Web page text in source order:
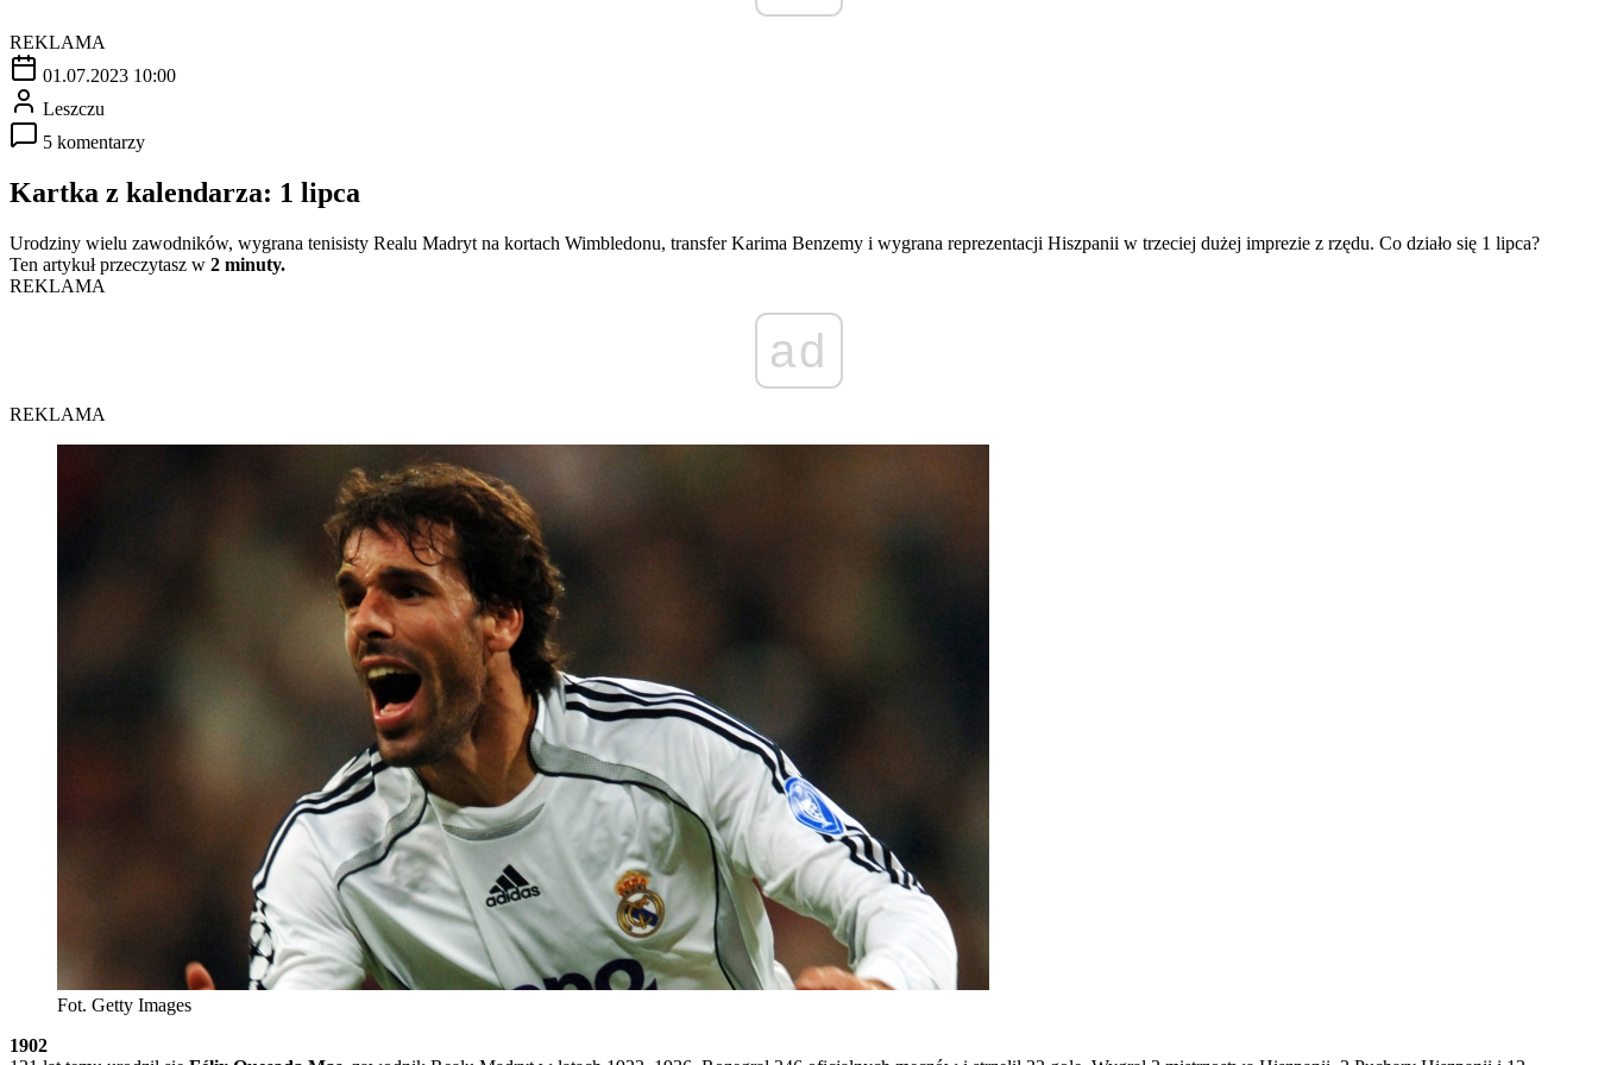
REKLAMA
01.07.2023 10:00
Leszczu
5 komentarzy
Kartka z kalendarza: 1 lipca
Urodziny wielu zawodników, wygrana tenisisty Realu Madryt na kortach Wimbledonu, transfer Karima Benzemy i wygrana reprezentacji Hiszpanii w trzeciej dużej imprezie z rzędu. Co działo się 1 lipca?
Ten artykuł przeczytasz w 2 minuty.
REKLAMA
ad
REKLAMA
Fot. Getty Images
1902